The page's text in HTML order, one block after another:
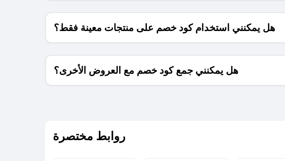
هل يمكنني استخدام كود خصم على منتجات معينة فقط؟
هل يمكنني جمع كود خصم مع العروض الأخرى؟
روابط مختصرة